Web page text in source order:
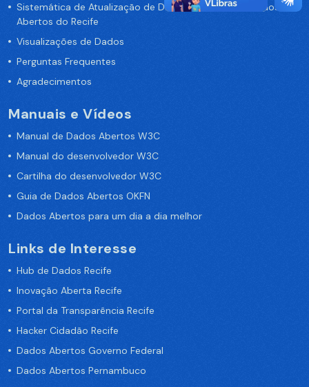
Sistemática de Atualização de Dados do Portal de Dados
Abertos do Recife
Visualizações de Dados
Perguntas Frequentes
Agradecimentos
Manuais e Vídeos
Manual de Dados Abertos W3C
Manual do desenvolvedor W3C
Cartilha do desenvolvedor W3C
Guia de Dados Abertos OKFN
Dados Abertos para um dia a dia melhor
Links de Interesse
Hub de Dados Recife
Inovação Aberta Recife
Portal da Transparência Recife
Hacker Cidadão Recife
Dados Abertos Governo Federal
Dados Abertos Pernambuco